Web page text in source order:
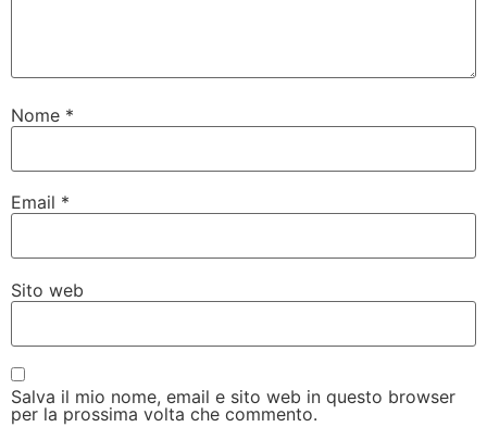
Nome *
Email *
Sito web
Salva il mio nome, email e sito web in questo browser
per la prossima volta che commento.